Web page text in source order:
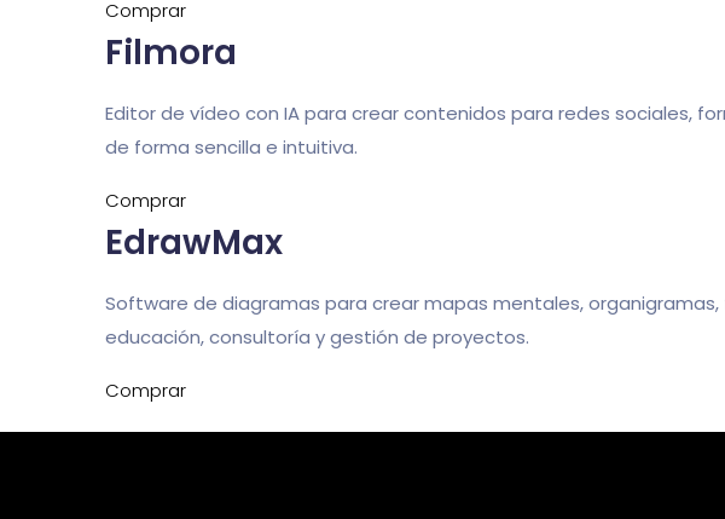
Comprar
Filmora
Editor de vídeo con IA para crear contenidos para redes sociales,
de forma sencilla e intuitiva.
Comprar
EdrawMax
Software de diagramas para crear mapas mentales,
educación, consultoría y gestión de proyectos.
Comprar